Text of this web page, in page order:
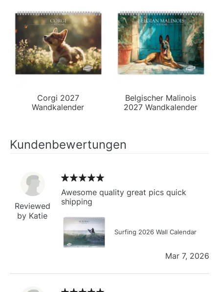
Corgi 2027
Wandkalender
Belgischer Malinois
2027 Wandkalender
Kundenbewertungen
Reviewed
by Katie
Awesome quality great pics quick
shipping
Surfing 2026 Wall Calendar
Mar 7, 2026